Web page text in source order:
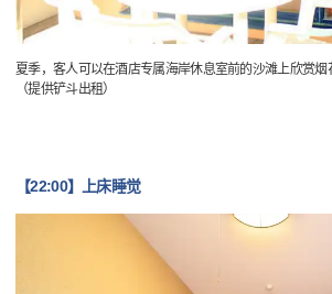
夏季，客人可以在酒店专属海岸休息室前的沙滩上欣赏烟
（提供铲斗出租）
【22:00】上床睡觉